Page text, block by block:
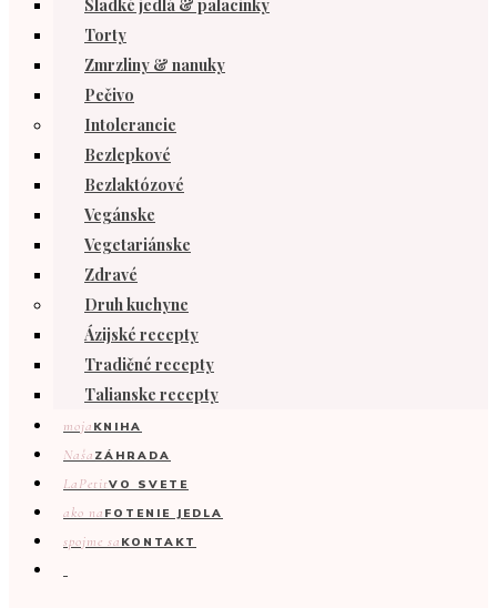
Sladké jedlá & palacinky
Torty
Zmrzliny & nanuky
Pečivo
Intolerancie
Bezlepkové
Bezlaktózové
Vegánske
Vegetariánske
Zdravé
Druh kuchyne
Ázijské recepty
Tradičné recepty
Talianske recepty
moja KNIHA
Naša ZÁHRADA
LaPetitVO SVETE
ako na FOTENIE JEDLA
spojme sa KONTAKT